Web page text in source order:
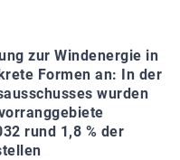
zur Windenergie in
Formen an: In der
wurden
rund 1,8 % der